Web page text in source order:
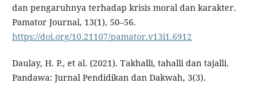
dan pengaruhnya terhadap krisis moral dan karakter.
Pamator Journal, 13(1), 50–56.
https://doi.org/10.21107/pamator.v13i1.6912
Daulay, H. P., et al. (2021). Takhalli, tahalli dan tajalli.
Pandawa: Jurnal Pendidikan dan Dakwah, 3(3).